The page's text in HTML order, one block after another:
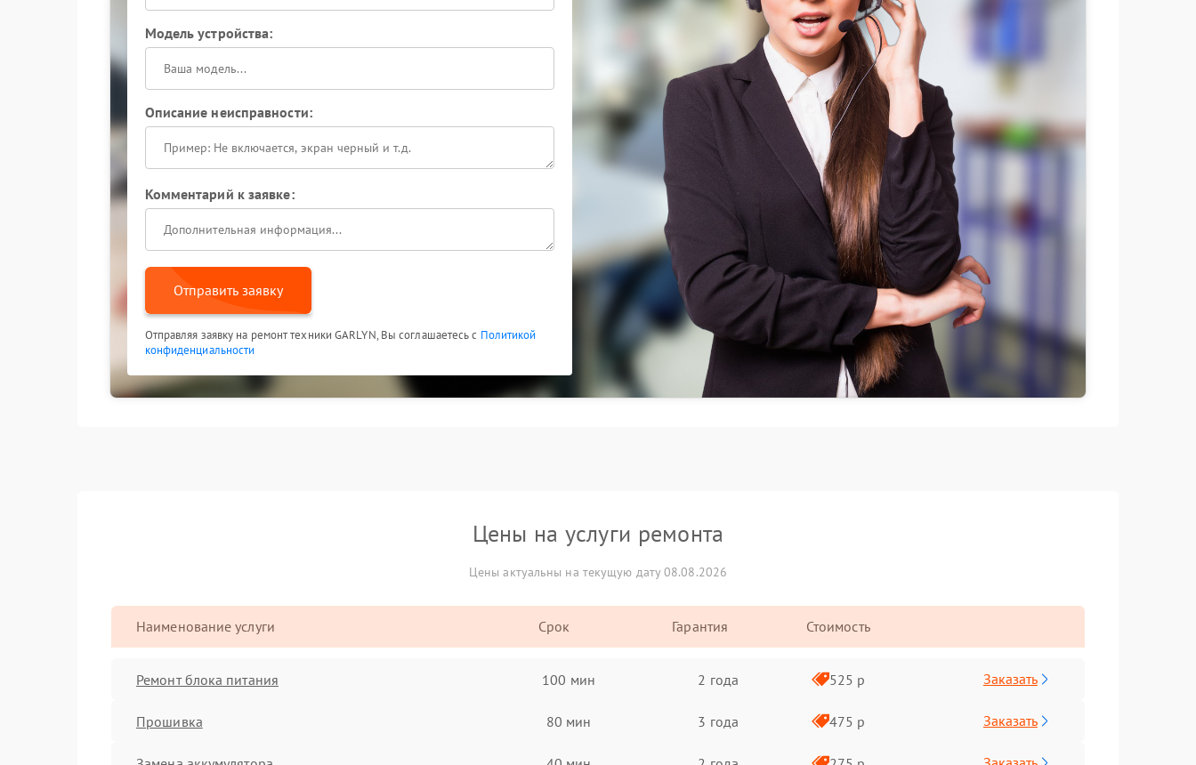
Модель устройства:
Описание неисправности:
Комментарий к заявке:
Отправить заявку
Отправляя заявку на ремонт техники GARLYN, Вы соглашаетесь с Политикой
конфиденциальности
Цены на услуги ремонта
Цены актуальны на текущую дату 08.08.2026
Наименование услуги Срок Гарантия Стоимость
Ремонт блока питания 100 мин 2 года 525 р Заказать
Прошивка 80 мин 3 года 475 р Заказать